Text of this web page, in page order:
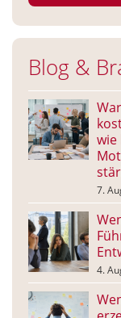
Blog &
7.
4.